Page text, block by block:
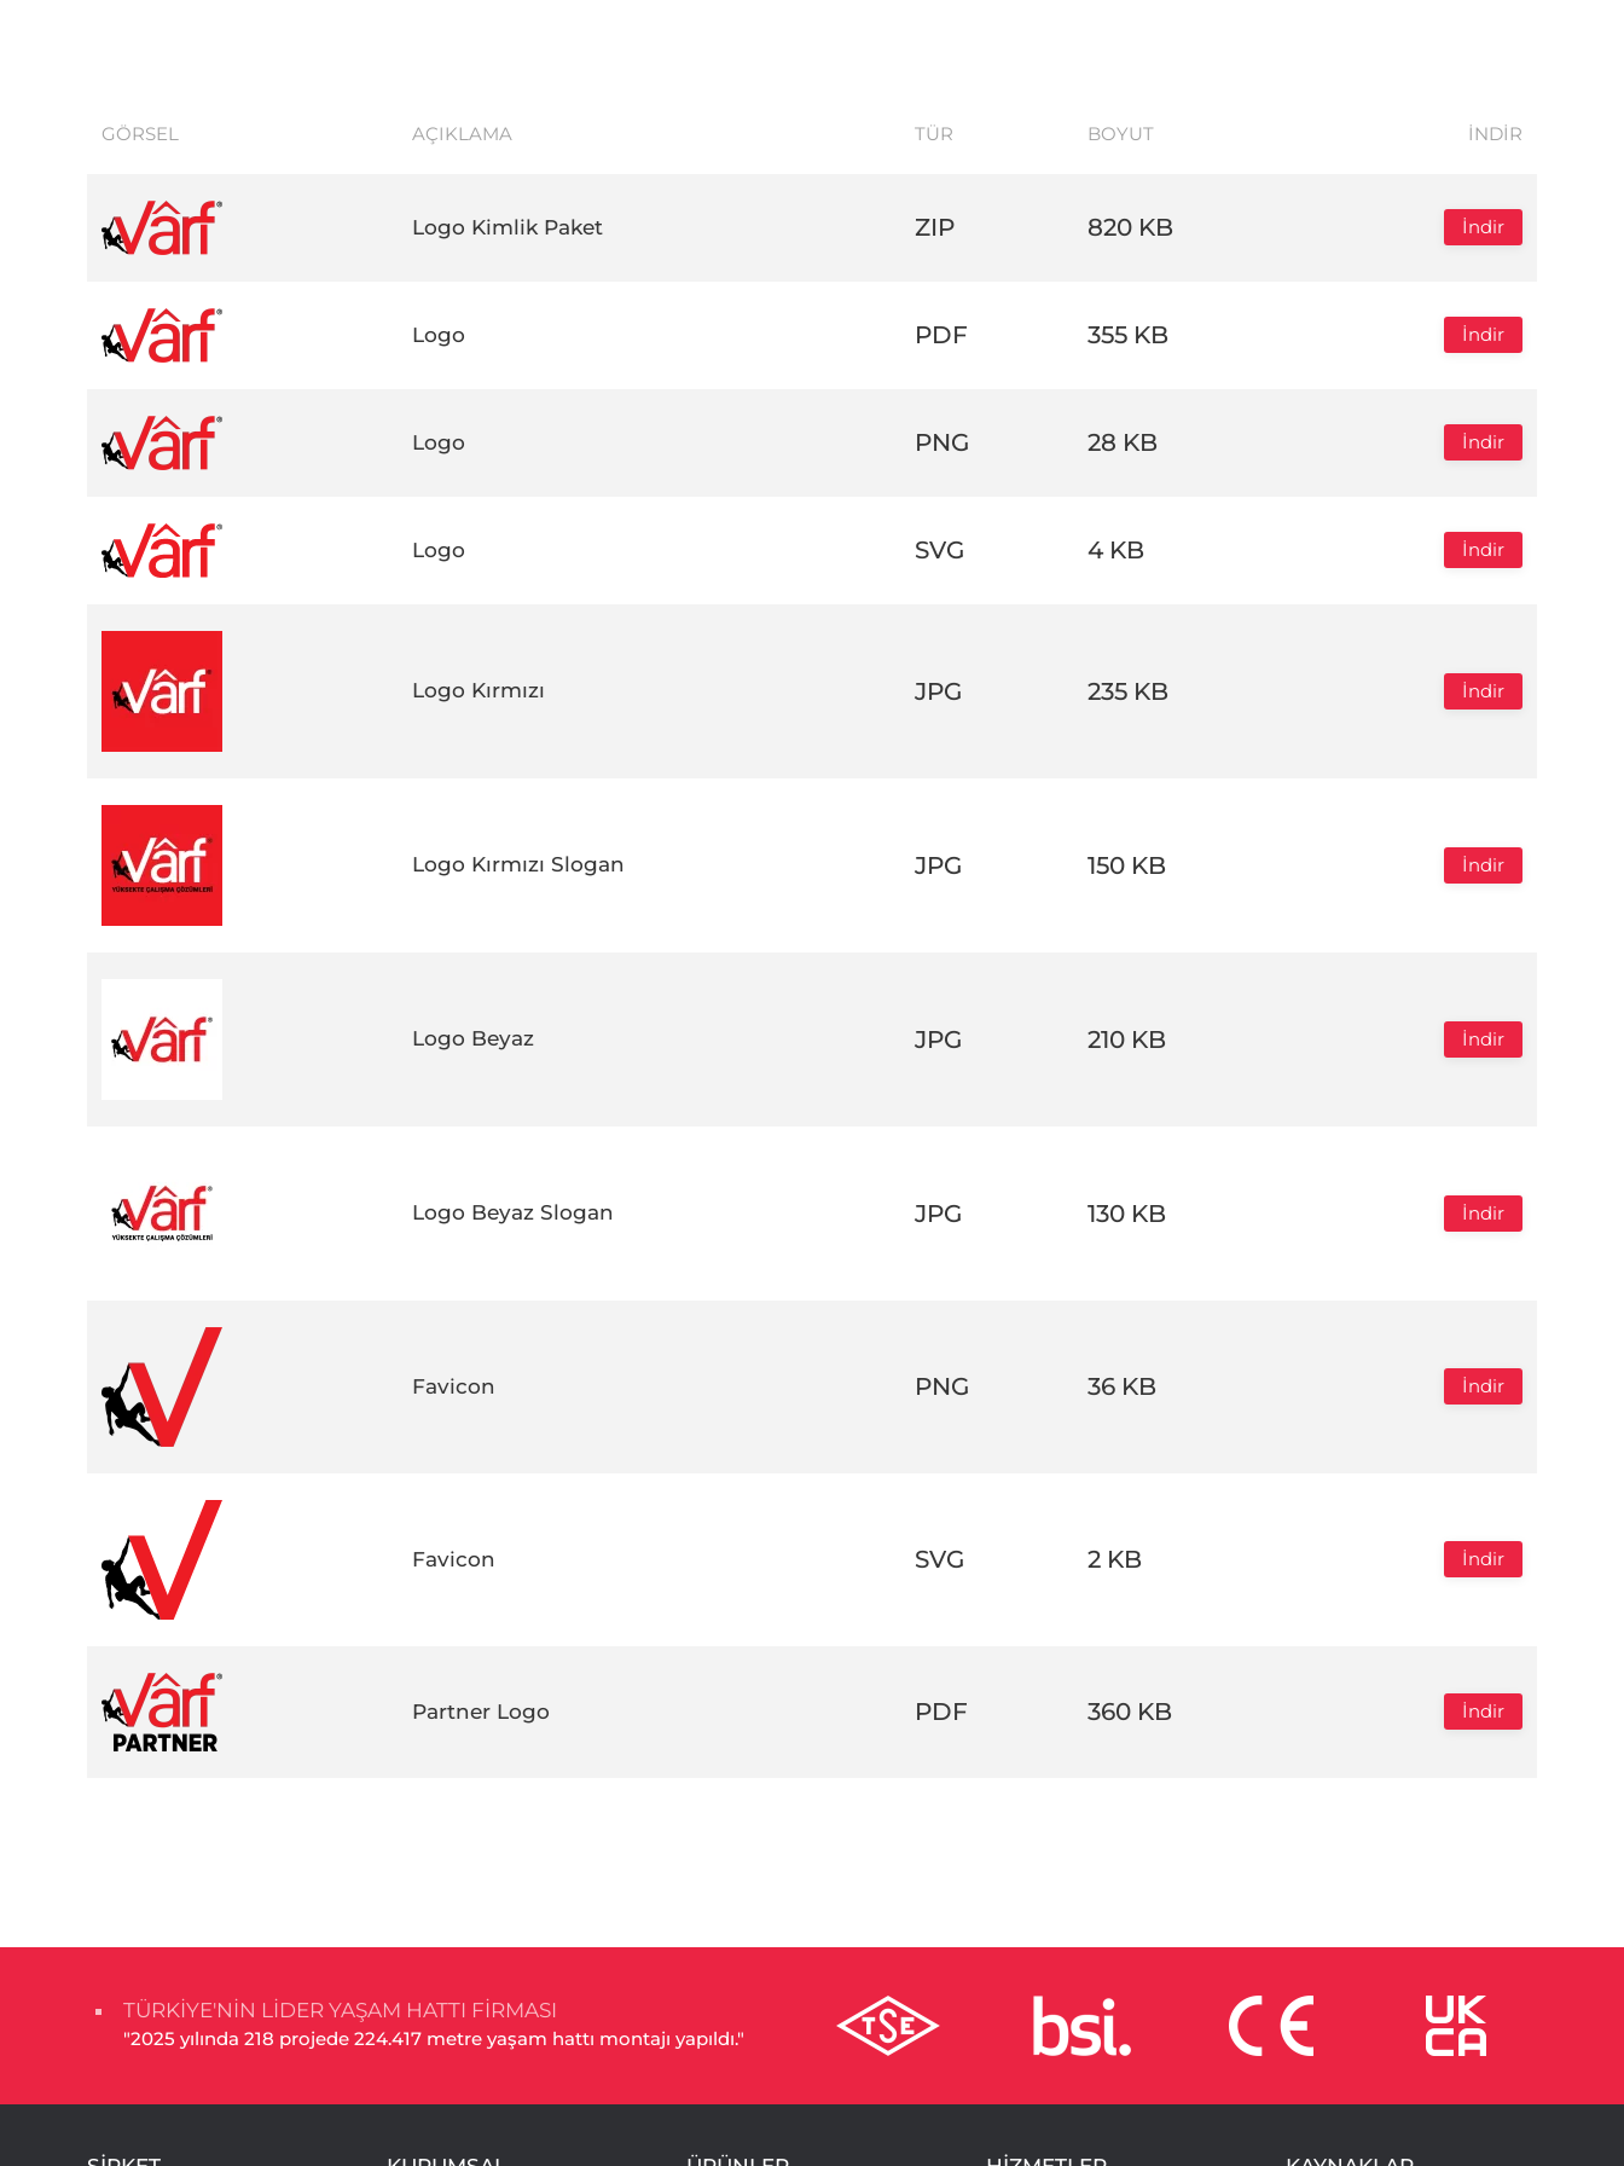
GÖRSEL AÇIKLAMA TÜR BOYUT İNDIR
Logo Kimlik Paket ZIP 820 KB İndir
Logo PDF 355 KB İndir
Logo PNG 28 KB İndir
Logo SVG 4 KB İndir
Logo Kırmızı JPG 235 KB İndir
Logo Kırmızı Slogan JPG 150 KB İndir
Logo Beyaz JPG 210 KB İndir
Logo Beyaz Slogan JPG 130 KB İndir
Favicon PNG 36 KB İndir
Favicon SVG 2 KB İndir
Partner Logo PDF 360 KB İndir
TÜRKİYE'NİN LİDER YAŞAM HATTI FİRMASI
"2025 yılında 218 projede 224.417 metre yaşam hattı montajı yapıldı."